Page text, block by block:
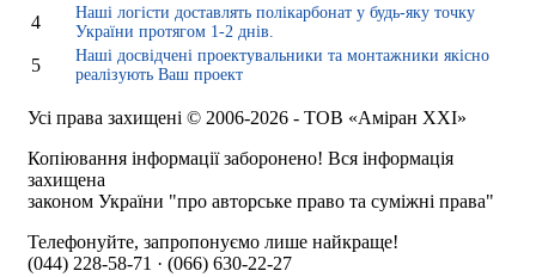
4
Наші логісти доставлять полікарбонат у будь-яку точку
України протягом 1-2 днів.
5
Наші досвідчені проектувальники та монтажники якісно
реалізують Ваш проект
Усі права захищені © 2006-2026 - ТОВ «Аміран XXI»
Копіювання інформації заборонено! Вся інформація
захищена
законом України "про авторське право та суміжні права"
Телефонуйте, запропонуємо лише найкраще!
(044) 228-58-71 · (066) 630-22-27